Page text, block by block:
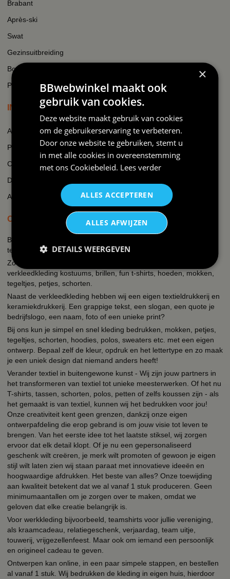
Brabant
Après-ski
Swat
Gezinsuitbreiding
Boer
Padel
INFORMATIE
Algemene voorwaarden
Privacy
Cookie beleid
Disclaimer
AI-transparantieverklaring
OVER BBWEBWINKEL.NL
BBwebwinkel is een webshop die zich richt op alles wat met feest
te maken heeft en bedrukking van textiel en keramiek!
Zo kun je bij ons terecht voor een uitgebreid assortiment
verkleedkleding kostuums, brillen, fun t-shirts, hoeden, mokken,
tegeltjes, petjes, schorten.
Naast de verkleedkleding hebben wij een eigen textieldrukkerij en
keramiekdrukkerij. Een grappige tekst, een slogan, een quote je
bedrijfslogo, een naam, foto of een unieke print?
Bij ons kun je simpel en snel kleding bedrukken, mokken, petjes,
tegeltjes, schorten, hoodies, polos, sweaters etc. met een eigen
ontwerp. Bepaal zelf de kleur, opdruk en het lettertype en zo maak
je een uniek design dat niemand anders heeft!
Verander textiel in buitengewone kunst - Wij zijn jouw partners in
het transformeren van textiel tot unieke meesterwerken. Of het nu
T-shirts, tassen, schorten, polos, petten of zelfs koussen zijn - als
het gemaakt is van textiel, kunnen wij het bedrukken voor jou!
Onze creativiteit kent geen grenzen, dankzij onze eigen
ontwerpafdeling die erop gebrand is om jouw visie tot leven te
brengen. Van het eerste idee tot het laatste stiksel, wij zorgen
ervoor dat elk detail klopt. Of je nu een gepersonaliseerd
geschenk wilt creëren, je merk wilt promoten of gewoon je eigen
stijl wilt laten zien wij staan paraat met innovatieve ideeën en
hoogwaardige afdrukken. Het beste van alles? Onze toewijding
aan kwaliteit betekent dat we al vanaf 1 stuk produceren. Geen
minimumaantallen om je zorgen over te maken, omdat we
geloven dat elke creatie belangrijk is.
Voor werkkleding bijvoorbeeld, teamshirts voor jullie vereniging,
als kraamcadeau, relatiegeschenk, verjaardag, team uitje,
touwerij, vrijgezellenfeest. Maar ook om iemand een persoonlijk
en origineel cadeau te geven.
Ontwerpen kan online, in een paar simpele stappen, en bestellen
al vanaf 1 stuk. Wij bedrukken de kleding in eigen huis, hierdoor
×
BBwebwinkel maakt ook
gebruik van cookies.
Deze website maakt gebruik van cookies
om de gebruikerservaring te verbeteren.
Door onze website te gebruiken, stemt u
in met alle cookies in overeenstemming
met ons Cookiebeleid. Lees verder
ALLES ACCEPTEREN
ALLES AFWIJZEN
DETAILS WEERGEVEN